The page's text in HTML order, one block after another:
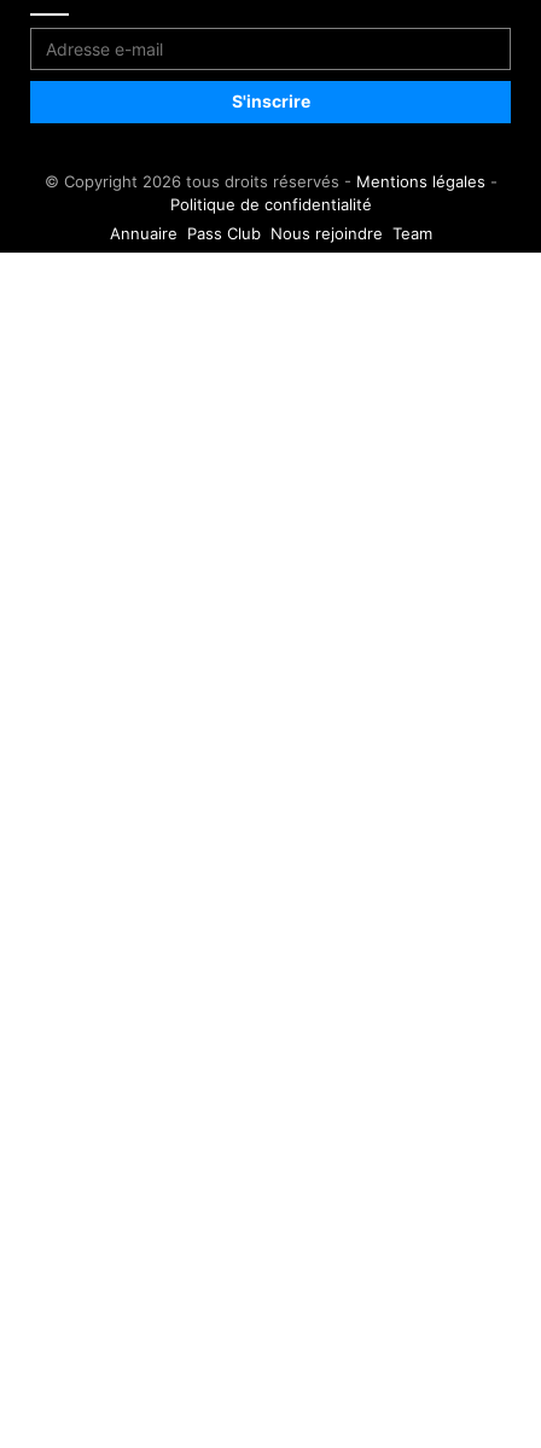
© Copyright 2026 tous droits réservés - Mentions légales -
Politique de confidentialité
Annuaire
Pass Club Nous rejoindre Team